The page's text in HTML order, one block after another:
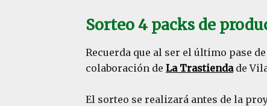
Sorteo 4 packs de
Recuerda que al ser el último pase
colaboración de La Trastiendade
El sorteo se realizará antes de la